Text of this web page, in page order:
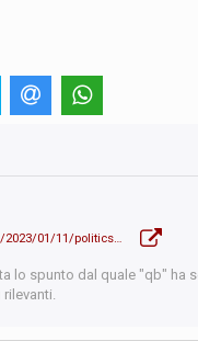
lo spunto dal quale "qb" ha